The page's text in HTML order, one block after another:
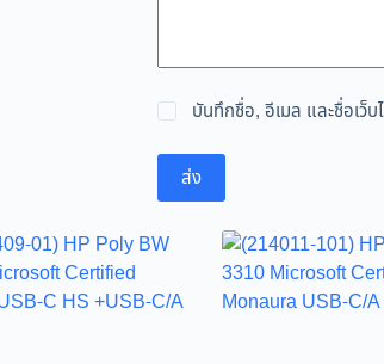
บันทึกชื่อ, อีเมล และชื่อเว็
ส่ง